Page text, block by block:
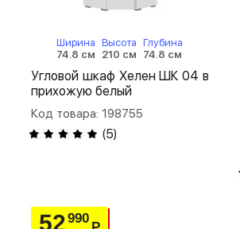
Ширина
74.8 см
Высота
210 см
Глубина
74.8 см
Угловой шкаф Хелен ШК 04 в
прихожую белый
Код товара: 198755
(5)
52990